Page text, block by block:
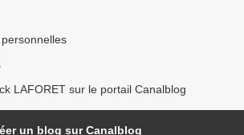
LAFORET sur le portail Canalblog
un blog sur Canalblog